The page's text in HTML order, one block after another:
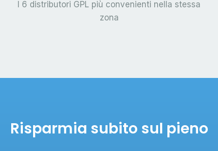
I 6 distributori GPL più convenienti nella stessa
zona
Risparmia subito sul pieno